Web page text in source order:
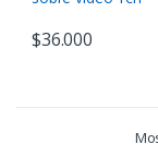
$36.000